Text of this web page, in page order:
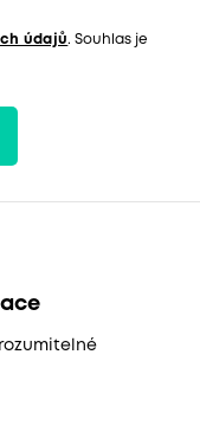
údajů. Souhlas je